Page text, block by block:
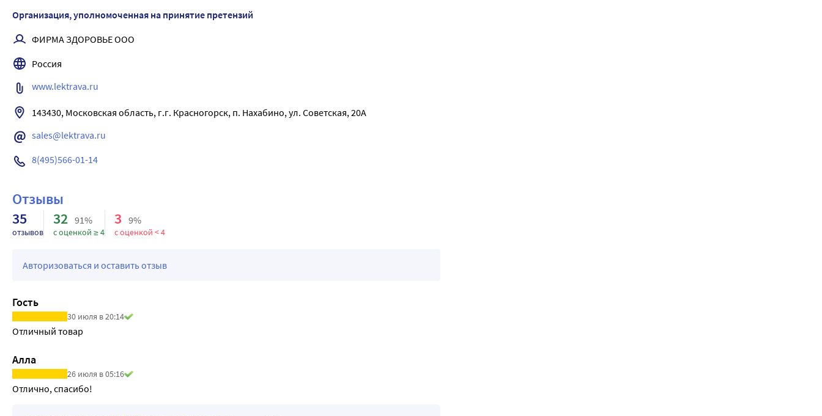
Организация, уполномоченная на принятие претензий
ФИРМА ЗДОРОВЬЕ ООО
Россия
www.lektrava.ru
sales@lektrava.ru
8(495)566-01-14
Отзывы
35
отзывов
32 91%
с оценкой ≥ 4
3 9%
с оценкой < 4
Авторизоваться и оставить отзыв
Гость
30 июля в 20:14
Отличный товар
Алла
26 июля в 05:16
Отлично, спасибо!